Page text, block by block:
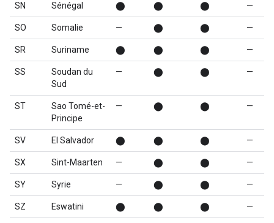
SN Sénégal ⬤ ⬤ ⬤ —
SO Somalie — ⬤ ⬤ —
SR Suriname ⬤ ⬤ ⬤ —
SS
Soudan du
Sud
— ⬤ ⬤ —
ST
Sao Tomé-et-
Principe
— ⬤ ⬤ —
SV El Salvador ⬤ ⬤ ⬤ —
SX Sint-Maarten — ⬤ ⬤ —
SY Syrie — ⬤ ⬤ —
SZ Eswatini ⬤ ⬤ ⬤ —